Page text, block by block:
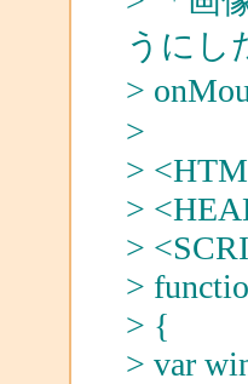
うにし
>
>
>
>
>
>
> {
> var